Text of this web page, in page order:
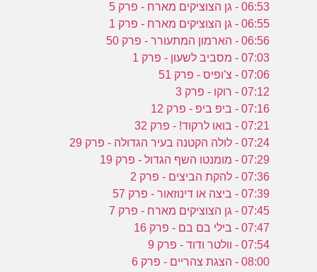
06:53 - גן הצוציקים מארח - פרק 5
06:55 - גן הצוציקים מארח - פרק 1
06:56 - הארמון המתעורר - פרק 50
07:03 - מסביב לשעון - פרק 1
07:06 - צ'ופיס - פרק 51
07:12 - רוקו - פרק 3
07:16 - ביפ ביפ - פרק 12
07:21 - בואו לרקוד! - פרק 32
07:24 - לולה הקטנה בעיר הגדולה - פרק 29
07:29 - מומנטו השף הגדול - פרק 19
07:36 - להקת הביצים - פרק 2
07:39 - ביצה או דינוזאור - פרק 57
07:45 - גן הצוציקים מארח - פרק 7
07:47 - בילי בם בם - פרק 16
07:54 - וולטר ודוד - פרק 9
08:00 - הצגת צהריים - פרק 6